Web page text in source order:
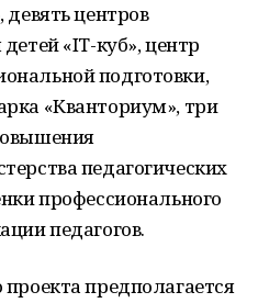
центров
«IT-куб», центр
подготовки,
«Кванториум», три
педагогических
профессионального
педагогов.
предполагается